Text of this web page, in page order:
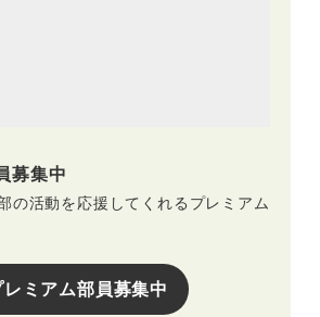
募集中
の活動を応援してくれるプレミアム
レミアム部員募集中